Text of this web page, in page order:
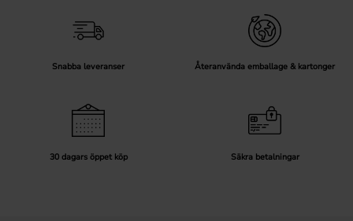
Snabba leveranser Återanvända emballage & kartonger
30 dagars öppet köp Säkra betalningar